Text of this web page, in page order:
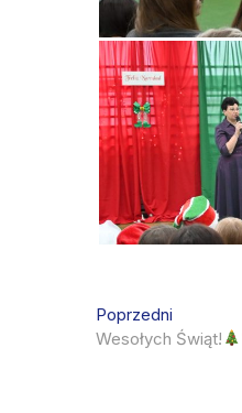
Nawigacja
wpisu
Poprzedni
post:
Wesołych Świąt!